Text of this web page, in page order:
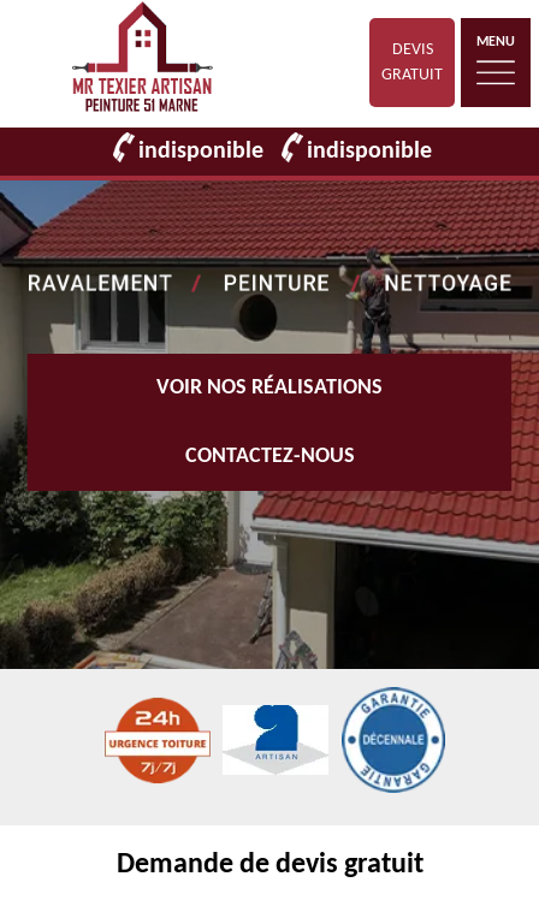
DEVIS
GRATUIT
MENU
indisponible indisponible
VOIR NOS RÉALISATIONS
CONTACTEZ-NOUS
Demande de devis gratuit